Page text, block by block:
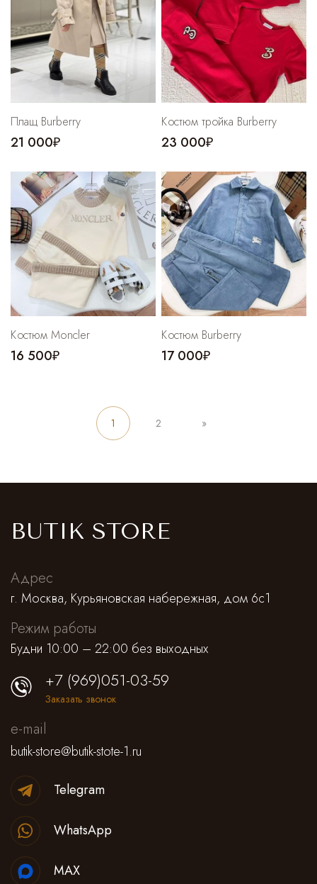
Плащ Burberry
21 000₽
Костюм тройка Burberry
23 000₽
Костюм Moncler
16 500₽
Костюм Burberry
17 000₽
1 2 »
BUTIK STORE
Адрес
г. Москва, Курьяновская набережная, дом 6с1
Режим работы
Будни 10:00 – 22:00 без выходных
+7 (969)051-03-59
Заказать звонок
e-mail
butik-store@butik-stote-1.ru
Telegram
WhatsApp
MAX